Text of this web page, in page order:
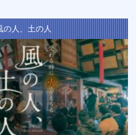
の人、土の人